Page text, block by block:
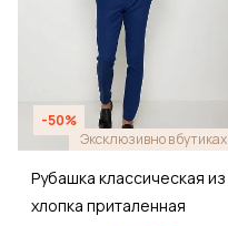
-50%
Эксклюзивно в бутиках
Рубашка классическая из
хлопка приталенная